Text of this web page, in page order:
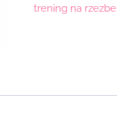
trening na rzezbe